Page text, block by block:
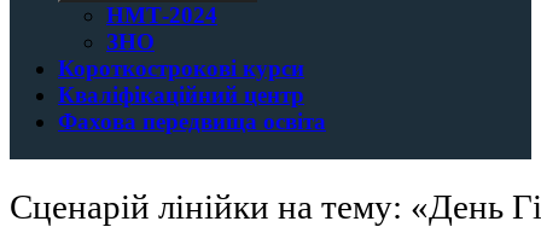
НМТ-2024
ЗНО
Короткострокові курси
Кваліфікаційний центр
Фахова передвища освіта
Сценарій лінійки на тему: «День